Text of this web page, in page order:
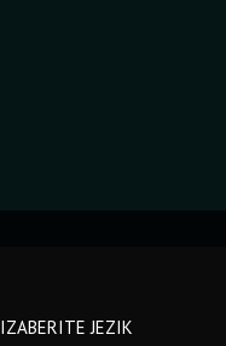
IZABERITE JEZIK